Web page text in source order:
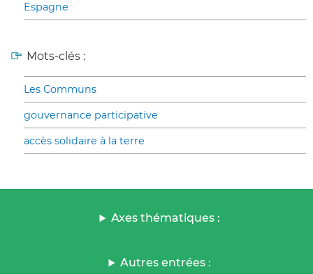
Espagne
Mots-clés :
Les Communs
gouvernance participative
accès solidaire à la terre
Axes thématiques :
Autres entrées :